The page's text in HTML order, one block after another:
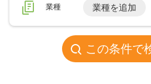
業種 業種を追加
この条件で